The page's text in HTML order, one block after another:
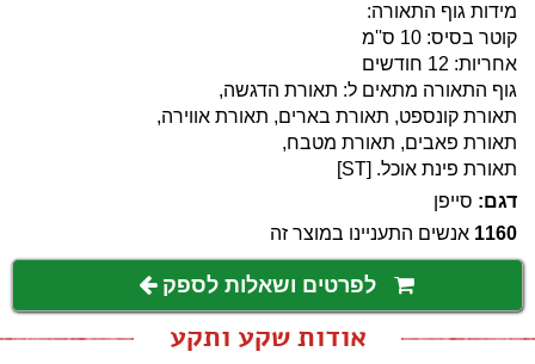
מידות גוף התאורה:
קוטר בסיס: 10 ס''מ
אחריות: 12 חודשים
גוף התאורה מתאים ל: תאורת הדגשה,
תאורת קונספט, תאורת בארים, תאורת אווירה,
תאורת פאבים, תאורת מטבח,
תאורת פינת אוכל. [ST]
דגם: סייפן
1160 אנשים התעניינו במוצר זה
לפרטים ושאלות לספק
אודות שקע ותקע